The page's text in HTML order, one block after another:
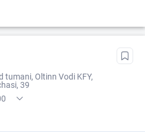
tumani, Oltinn Vodi KFY,
39